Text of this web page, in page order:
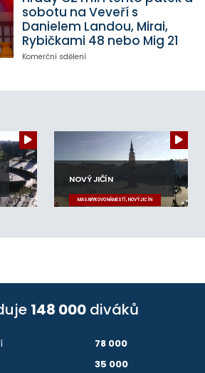
sobotu na Veveří s
Danielem Landou, Mirai,
Rybičkami 48 nebo Mig 21
Komerční sdělení
NOVÝ JIČÍN
MASARYKOVO NÁMĚSTÍ, NOVÝ JIČÍN
148 000 diváků
78 000
35 000